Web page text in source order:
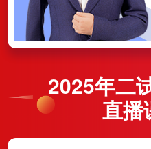
2025年二
直播